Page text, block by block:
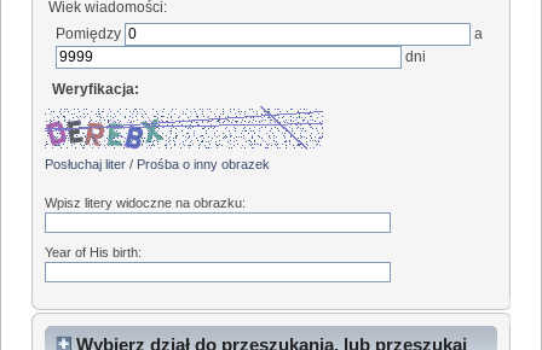
Wiek wiadomości:
Pomiędzy
a
dni
Weryfikacja:
Posłuchaj liter / Prośba o inny obrazek
Wpisz litery widoczne na obrazku:
Year of His birth:
Wybierz dział do przeszukania, lub przeszukaj